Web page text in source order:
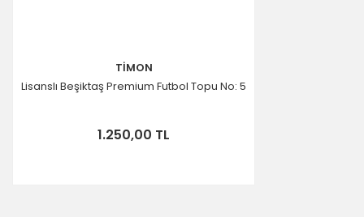
TİMON
Lisanslı Beşiktaş Premium Futbol Topu No: 5
1.250,00 TL